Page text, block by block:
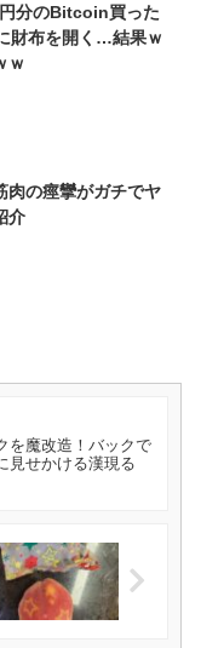
分のBitcoin買った
財布を開く…結果ｗ
ｗ
肉の痙攣がガチでヤ
介
を魔改造！バックで
見せかける漢現る